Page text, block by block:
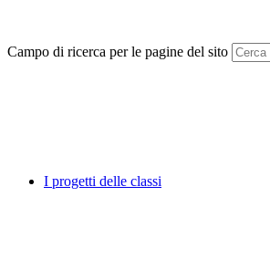
Campo di ricerca per le pagine del sito
I progetti delle classi